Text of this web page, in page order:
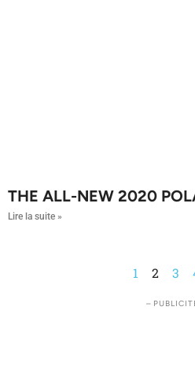
THE ALL-NEW 2020
Lire la suite »
1 2 3
–